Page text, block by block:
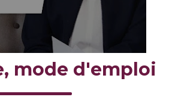
mode d'emploi